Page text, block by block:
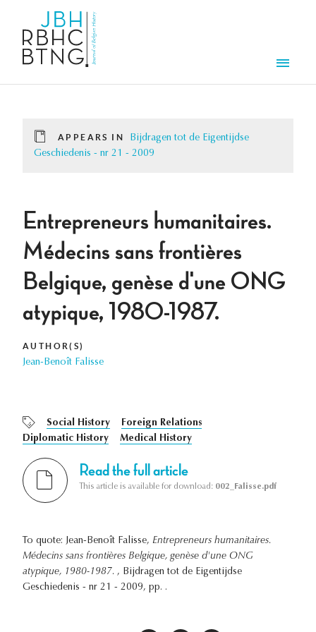
APPEARS IN
Bijdragen tot de Eigentijdse
Geschiedenis - nr 21 - 2009
Entrepreneurs humanitaires.
Médecins sans frontières
Belgique, genèse d'une ONG
atypique, 1980-1987.
AUTHOR(S)
Jean-Benoît Falisse
Social History
Foreign Relations
Diplomatic History
Medical History
Read the full article
This article is available for download: 002_Falisse.pdf
To quote: Jean-Benoît Falisse, Entrepreneurs humanitaires.
Médecins sans frontières Belgique, genèse d'une ONG
atypique, 1980-1987. , Bijdragen tot de Eigentijdse
Geschiedenis - nr 21 - 2009, pp. .